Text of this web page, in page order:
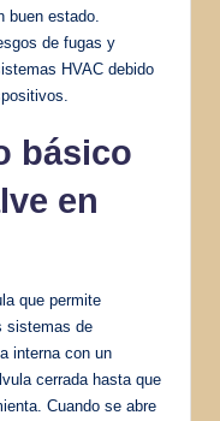
buen estado.
de fugas y
HVAC debido
básico
en
que permite
sistemas de
interna con un
cerrada hasta que
Cuando se abre